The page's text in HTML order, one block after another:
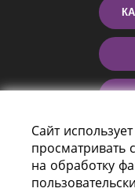
Сайт
просматривать
на обработку